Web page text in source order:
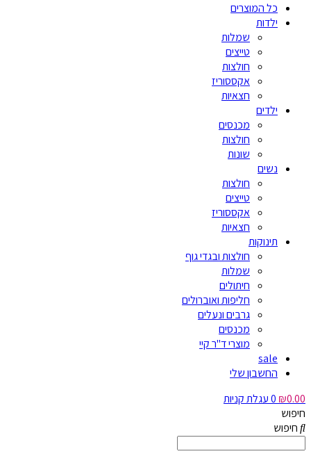
כל המוצרים
ילדות
שמלות
טייצים
חולצות
אקססוריז
חצאיות
ילדים
מכנסים
חולצות
שונות
נשים
חולצות
טייצים
אקססוריז
חצאיות
תינוקות
חולצות ובגדי גוף
שמלות
חיתולים
חליפות ואוברולים
גרבים ונעלים
מכנסים
מוצרי ד"ר קיי
sale
החשבון שלי
₪0.00
0עגלת קניות
חיפוש
חיפוש